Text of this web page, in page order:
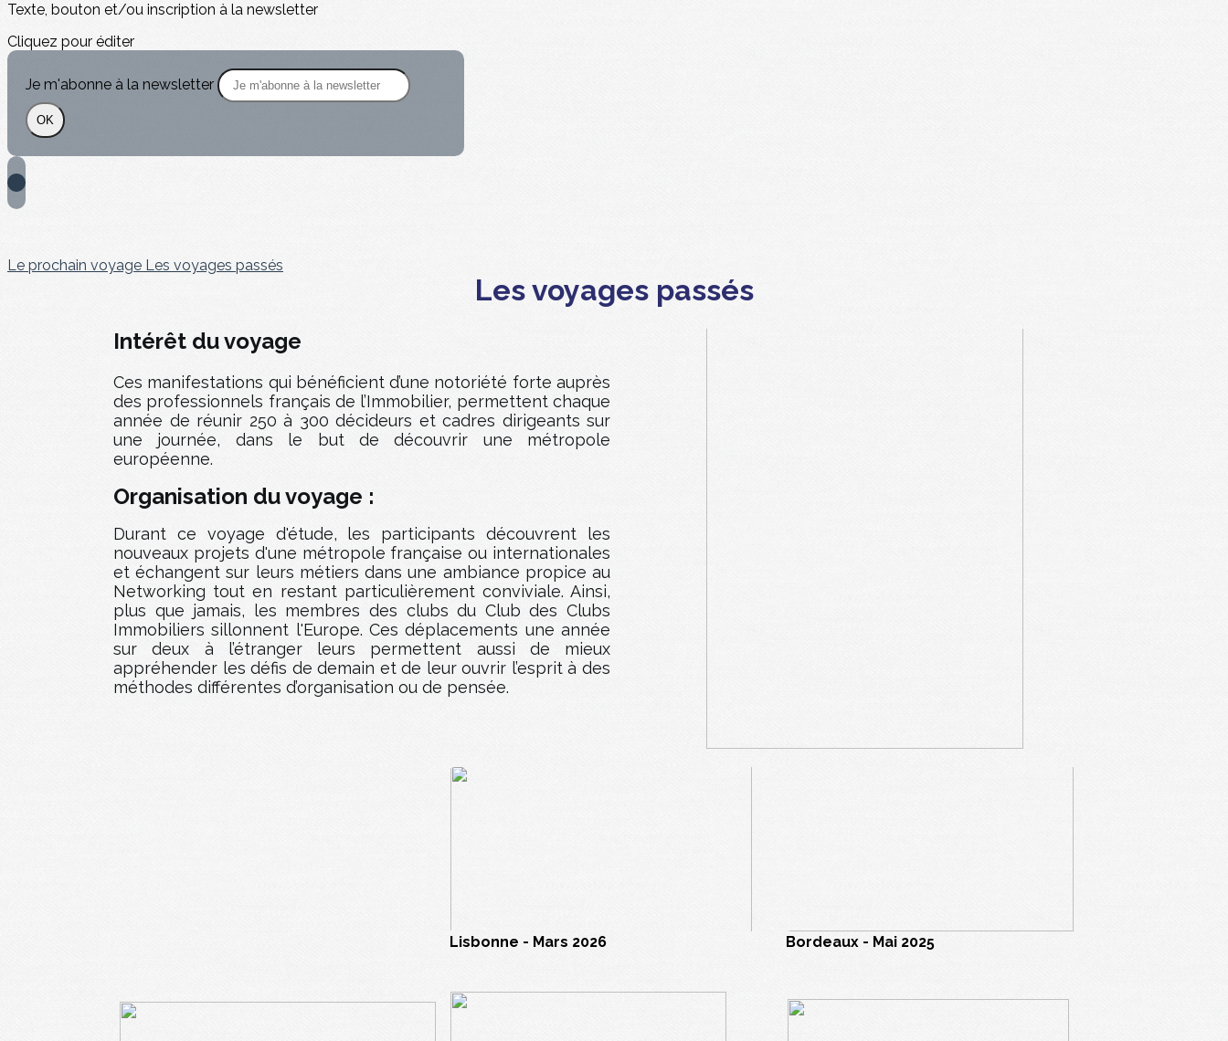
Texte, bouton et/ou inscription à la newsletter
Cliquez pour éditer
Je m'abonne à la newsletter
OK
Le prochain voyage Les voyages passés
Les voyages passés
Intérêt du voyage
Ces manifestations qui bénéficient d’une notoriété forte auprès
des professionnels français de l’Immobilier, permettent chaque
année de réunir 250 à 300 décideurs et cadres dirigeants sur
une journée, dans le but de découvrir une métropole
européenne.
Organisation du voyage :
Durant ce voyage d'étude, les participants découvrent les
nouveaux projets d'une métropole française ou internationales
et échangent sur leurs métiers dans une ambiance propice au
Networking tout en restant particulièrement conviviale. Ainsi,
plus que jamais, les membres des clubs du Club des Clubs
Immobiliers sillonnent l'Europe. Ces déplacements une année
sur deux à l’étranger leurs permettent aussi de mieux
appréhender les défis de demain et de leur ouvrir l’esprit à des
méthodes différentes d’organisation ou de pensée.
Lisbonne - Mars 2026 Bordeaux - Mai 2025